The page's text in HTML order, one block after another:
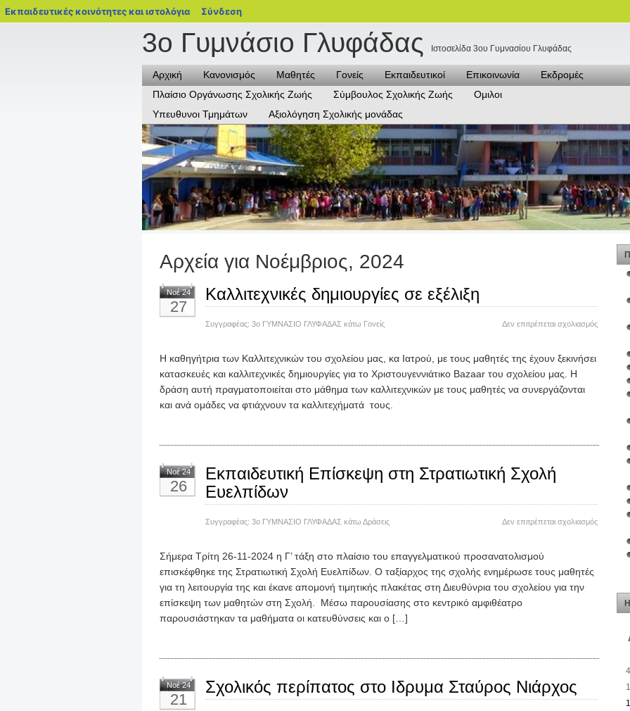
Εκπαιδευτικές κοινότητες και ιστολόγια blogs.sch.gr
Σύνδεση
3ο Γυμνάσιο Γλυφάδας Ιστοσελίδα 3ου Γυμνασίου Γλυφάδας
Αρχική Κανονισμός Μαθητές Γονείς Εκπαιδευτικοί Επικοινωνία
Εκδρομές
Πλαίσιο Οργάνωσης Σχολικής Ζωής
Σύμβουλος Σχολικής Ζωής
Ομιλοι
Υπευθυνοι Τμημάτων
Αξιολόγηση Σχολικής μονάδας
Αρχεία για Νοέμβριος, 2024
Νοέ 24
27
Καλλιτεχνικές δημιουργίες σε εξέλιξη
Συγγραφέας: 3ο ΓΥΜΝΑΣΙΟ ΓΛΥΦΑΔΑΣ κάτω Γονείς Δεν επιτρέπεται σχολιασμόςστο
Η καθηγήτρια των Καλλιτεχνικών του σχολείου μας, κα Ιατρού, με τους μαθητές της έχουν ξεκινήσει
κατασκευές και καλλιτεχνικές δημιουργίες για το Χριστουγεννιάτικο Bazaar του σχολείου μας. Η
δράση αυτή πραγματοποιείται στο μάθημα των καλλιτεχνικών με τους μαθητές να συνεργάζονται
και ανά ομάδες να φτιάχνουν τα καλλιτεχήματά τους.
Νοέ 24
26
Εκπαιδευτική Επίσκεψη στη Στρατιωτική Σχολή
Ευελπίδων
Συγγραφέας: 3ο ΓΥΜΝΑΣΙΟ ΓΛΥΦΑΔΑΣ κάτω Δράσεις Δεν επιτρέπεται σχολιασμόςστο
Σήμερα Τρίτη 26-11-2024 η Γ’ τάξη στο πλαίσιο του επαγγελματικού προσανατολισμού
επισκέφθηκε της Στρατιωτική Σχολή Ευελπίδων. Ο ταξίαρχος της σχολής ενημέρωσε τους μαθητές
για τη λειτουργία της και έκανε απομονή τιμητικής πλακέτας στη Διευθύνρια του σχολείου για την
επίσκεψη των μαθητών στη Σχολή. Μέσω παρουσίασης στο κεντρικό αμφιθέατρο
παρουσιάστηκαν τα μαθήματα οι κατευθύνσεις και ο […]
Νοέ 24
21
Σχολικός περίπατος στο Ιδρυμα Σταύρος Νιάρχος
4